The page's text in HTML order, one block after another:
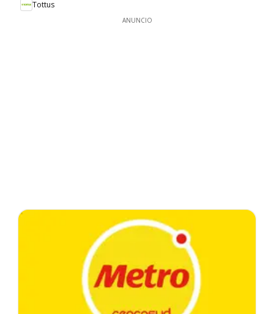
Tottus
ANUNCIO